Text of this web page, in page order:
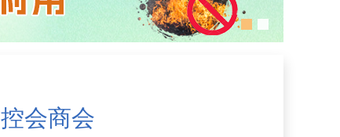
会商会